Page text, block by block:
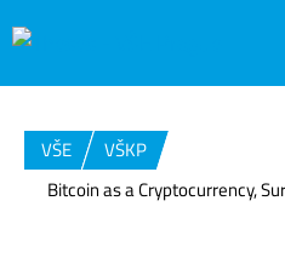
VŠE
VŠKP
Bitcoin as a Cryptocurrency,